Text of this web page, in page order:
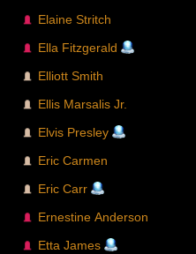
Elaine Stritch
Ella Fitzgerald
Elliott Smith
Ellis Marsalis Jr.
Elvis Presley
Eric Carmen
Eric Carr
Ernestine Anderson
Etta James